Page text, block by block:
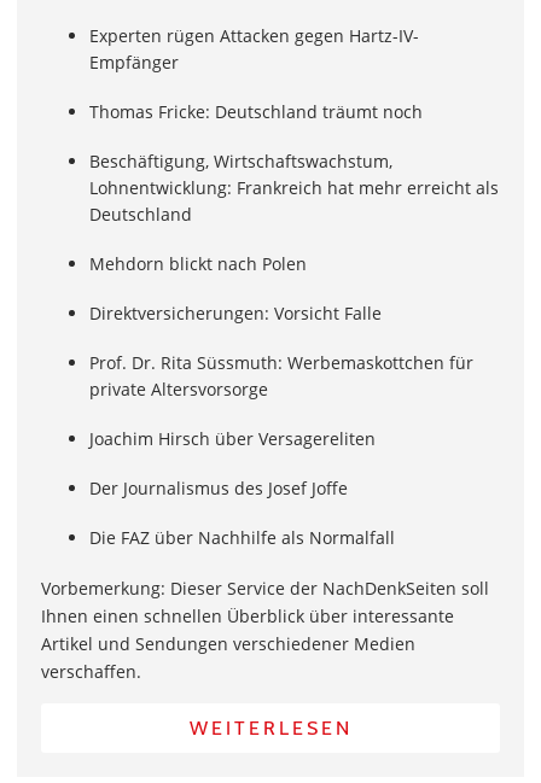
Experten rügen Attacken gegen Hartz-IV-
Empfänger
Thomas Fricke: Deutschland träumt noch
Beschäftigung, Wirtschaftswachstum,
Lohnentwicklung: Frankreich hat mehr erreicht als
Deutschland
Mehdorn blickt nach Polen
Direktversicherungen: Vorsicht Falle
Prof. Dr. Rita Süssmuth: Werbemaskottchen für
private Altersvorsorge
Joachim Hirsch über Versagereliten
Der Journalismus des Josef Joffe
Die FAZ über Nachhilfe als Normalfall
Vorbemerkung: Dieser Service der NachDenkSeiten soll
Ihnen einen schnellen Überblick über interessante
Artikel und Sendungen verschiedener Medien
verschaffen.
WEITERLESEN